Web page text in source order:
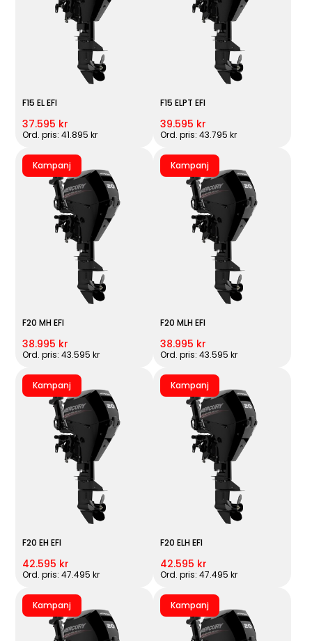
F15 EL EFI
37.595 kr
Ord. pris: 41.895 kr
F15 ELPT EFI
39.595 kr
Ord. pris: 43.795 kr
Kampanj
F20 MH EFI
38.995 kr
Ord. pris: 43.595 kr
Kampanj
F20 MLH EFI
38.995 kr
Ord. pris: 43.595 kr
Kampanj
F20 EH EFI
42.595 kr
Ord. pris: 47.495 kr
Kampanj
F20 ELH EFI
42.595 kr
Ord. pris: 47.495 kr
Kampanj Kampanj